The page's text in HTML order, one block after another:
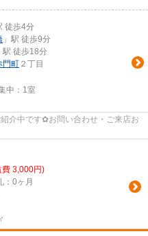
徒歩4分
」駅 徒歩9分
駅 徒歩18分
門町 ２丁目
中： 1室
介中です✿お問い合わせ・ご来店お
費 3,000円)
：0ヶ月